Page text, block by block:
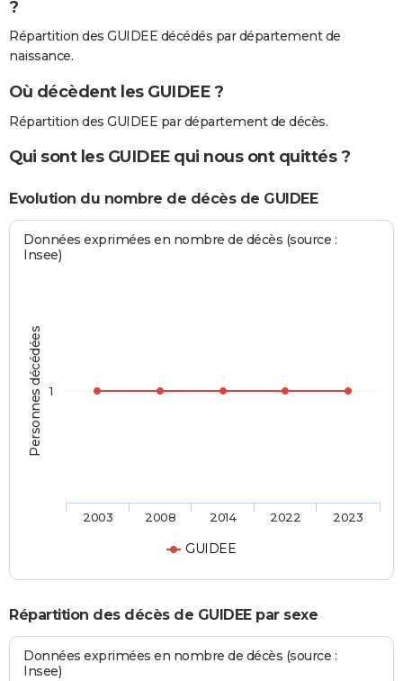
?
Répartition des GUIDEE décédés par département de
naissance.
Où décèdent les GUIDEE ?
Répartition des GUIDEE par département de décès.
Qui sont les GUIDEE qui nous ont quittés ?
Evolution du nombre de décès de GUIDEE
Personnes décédées
Données exprimées en nombre de décès (source :
Insee)
GUIDEE
2003 2008 2014 2022 2023
1
Répartition des décès de GUIDEE par sexe
Données exprimées en nombre de décès (source :
Insee)